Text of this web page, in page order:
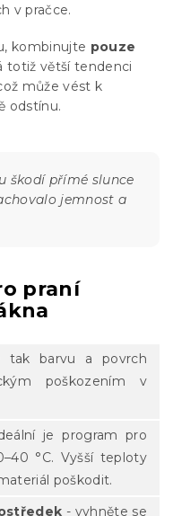
v pračce.
kombinujte pouze
totiž větší tendenci
může vést k
odstínu.
škodí přímé slunce
jemnost a
praní
tak barvu a povrch
poškozením v
je program pro
°C. Vyšší teploty
poškodit.
- vyhněte se